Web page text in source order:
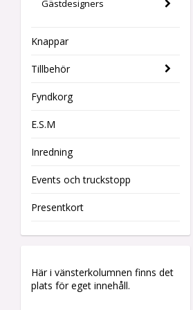
Gästdesigners
Knappar
Tillbehör
Fyndkorg
E.S.M
Inredning
Events och truckstopp
Presentkort
Här i vänsterkolumnen finns det
plats för eget innehåll.